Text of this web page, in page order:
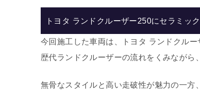
トヨタ ランドクルーザー250にセラミッ
今回施工した車両は、 トヨタ ランドクルー
歴代ランドクルーザーの流れをくみながら
無骨なスタイルと高い走破性が魅力の一方